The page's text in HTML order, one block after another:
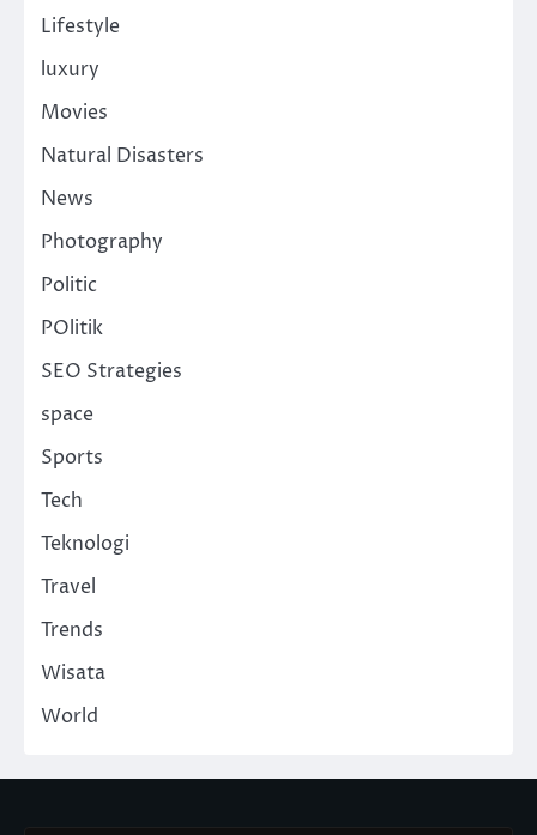
Lifestyle
luxury
Movies
Natural Disasters
News
Photography
Politic
POlitik
SEO Strategies
space
Sports
Tech
Teknologi
Travel
Trends
Wisata
World